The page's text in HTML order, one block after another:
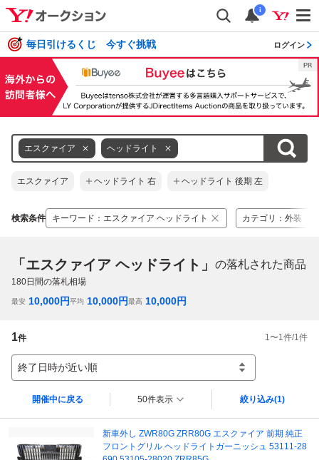
i
毎日引けるくじ 今すぐ挑戦 ログイン
エスクァイア ヘッドライト
エスクァイア ヘッドライト 右 ヘッドライト 後期 左
検索条件 キーワード ： エスクァイア ヘッドライト カテゴリ ： 外装
「エスクァイア ヘッドライト」 の落札された商品
180日間の落札相場
最安 10,000円平均 10,000円最高 10,000円
1件 1 〜1 件/1 件
終了日時が近い順
開催中に戻る 50件表示 絞り込み(1)
新車外し ZWR80G ZRR80G エスクァイア 前期 純正
フロントグリル ヘッドライトガーニッシュ 53111-28